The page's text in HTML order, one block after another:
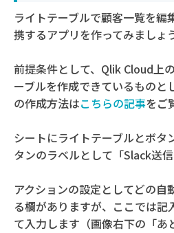
ライトテーブルで顧客一覧を
携するアプリを作ってみましょう
前提条件として、Qlik Cloud上
ーブルを作成できているものと
の作成方法はこちらの記事をご
シートにライトテーブルとボタ
タンのラベルとして「Slack送信
アクションの設定としてどの自
る欄がありますが、ここでは記
て入力します（画像右下の「あ